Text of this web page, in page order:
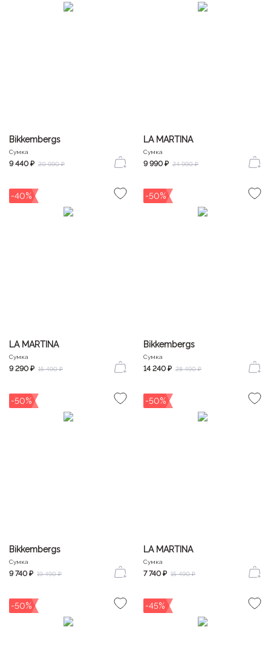
Bikkembergs
Сумка
9 440 ₽ 20 990 ₽
LA MARTINA
Сумка
9 990 ₽ 24 990 ₽
-40%
LA MARTINA
Сумка
9 290 ₽ 15 490 ₽
-50%
Bikkembergs
Сумка
14 240 ₽ 28 490 ₽
-50%
Bikkembergs
Сумка
9 740 ₽ 19 490 ₽
-50%
LA MARTINA
Сумка
7 740 ₽ 15 490 ₽
-50% -45%